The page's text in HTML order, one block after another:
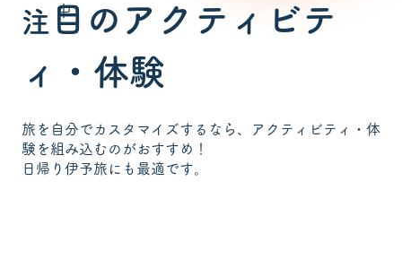
旅を自分でカスタマイズするなら、アクティビティ・体
験を組み込むのがおすすめ！
日帰り伊予旅にも最適です。
注 目のアクティビテ
ィ・体験
中